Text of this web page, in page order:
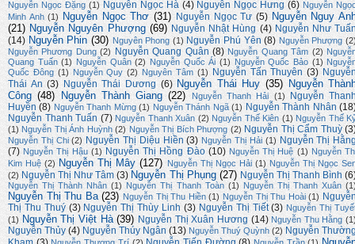
Nguyễn Ngọc Đặng (1) Nguyễn Ngọc Hà (4) Nguyễn Ngọc Hưng (6) Nguyễn
Minh Anh (1) Nguyễn Ngọc Thơ (31) Nguyễn Ngọc Tư (5) Nguyễn Nguy
(21) Nguyễn Nguyên Phượng (69) Nguyễn Nhật Hùng (4) Nguyễn Như
(14) Nguyễn Phin (30) Nguyên Phong (1) Nguyễn Phú Yên (8) Nguyễn Phượng
Nguyễn Phương Dung (2) Nguyễn Quang Quân (8) Nguyễn Quang Tâm (2)
Quang Tuấn (1) Nguyễn Quân (2) Nguyễn Quốc Ái (1) Nguyễn Quốc Bảo (1)
Quốc Đông (1) Nguyễn Quy (2) Nguyên Tâm (1) Nguyễn Tấn Thuyên (3)
Thái An (3) Nguyễn Thái Dương (6) Nguyễn Thái Huy (35)
Nguyễn
Công (48) Nguyễn Thành Giang (22) Nguyễn Thanh Hải (1)
Nguyễn
Huyền (8) Nguyễn Thanh Mừng (1) Nguyễn Thánh Ngã (1) Nguyễn Thành Nhân
Nguyễn Thanh Tuấn (7) Nguyễn Thanh Xuân (2) Nguyễn Thế Kiên (1) Nguyễn Thế
(1) Nguyễn Thị Ánh Huỳnh (2) Nguyễn Thị Bích Phượng (2) Nguyễn Thị Cẩm Thuỳ
Nguyễn Thị Chi (2) Nguyễn Thị Diệu Hiền (3) Nguyễn Thị Hải (1) Nguyễn Thị
(7) Nguyễn Thị Hậu (1) Nguyễn Thị Hồng Đào (10) Nguyễn Thị Huệ (1) Nguyễn
Kim Huệ (2) Nguyễn Thị Mây (127) Nguyễn Thị Ngọc Hải (1) Nguyễn Thị Ngọc
(2) Nguyễn Thị Như Tâm (3) Nguyễn Thị Phụng (27) Nguyễn Thị Thanh Bình
Nguyễn Thị Thành Nhân (1) Nguyễn Thị Thanh Toàn (1) Nguyễn Thị Thanh Xuân
Nguyễn Thị Thu Ba (23) Nguyễn Thị Thu Hiền (1) Nguyễn Thị Thu Hoài (1)
Thị Thu Thuý (3) Nguyễn Thị Thùy Linh (3) Nguyễn Thị Tiết (3) Nguyễn Thị
(1) Nguyễn Thị Việt Hà (39) Nguyễn Thị Xuân Hương (14) Nguyễn Thu Hằng
Nguyễn Thủy (4) Nguyễn Thúy Ngân (13) Nguyễn Thuý Quỳnh (2) Nguyễn